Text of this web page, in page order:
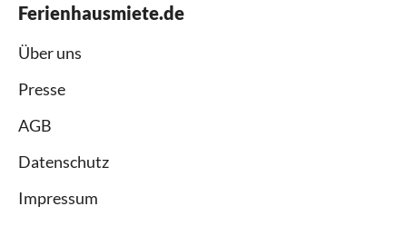
Ferienhausmiete.de
Über uns
Presse
AGB
Datenschutz
Impressum